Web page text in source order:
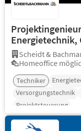
Scheidt &
Homeoffice
Techniker
Versorgungstechnik
Projektsteuerung